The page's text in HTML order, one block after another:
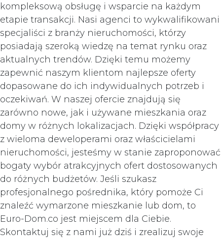
kompleksową obsługę i wsparcie na każdym
etapie transakcji. Nasi agenci to wykwalifikowani
specjaliści z branży nieruchomości, którzy
posiadają szeroką wiedzę na temat rynku oraz
aktualnych trendów. Dzięki temu możemy
zapewnić naszym klientom najlepsze oferty
dopasowane do ich indywidualnych potrzeb i
oczekiwań. W naszej ofercie znajdują się
zarówno nowe, jak i używane mieszkania oraz
domy w różnych lokalizacjach. Dzięki współpracy
z wieloma deweloperami oraz właścicielami
nieruchomości, jesteśmy w stanie zaproponować
bogaty wybór atrakcyjnych ofert dostosowanych
do różnych budżetów. Jeśli szukasz
profesjonalnego pośrednika, który pomoże Ci
znaleźć wymarzone mieszkanie lub dom, to
Euro-Dom.co jest miejscem dla Ciebie.
Skontaktuj się z nami już dziś i zrealizuj swoje